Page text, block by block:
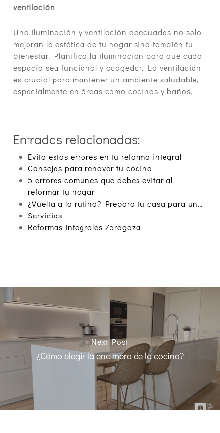
ventilación
Una iluminación y ventilación adecuadas no solo
mejoran la estética de tu hogar sino también tu
bienestar. Planifica la iluminación para que cada
espacio sea funcional y acogedor. La ventilación
es crucial para mantener un ambiente saludable,
especialmente en áreas como cocinas y baños.
Entradas relacionadas:
Evita estos errores en tu reforma integral
Consejos para renovar tu cocina
5 errores comunes que debes evitar al
reformar tu hogar
¿Vuelta a la rutina? Prepara tu casa para un…
Servicios
Reformas integrales Zaragoza
Next Post
¿Cómo elegir la encimera de la cocina?